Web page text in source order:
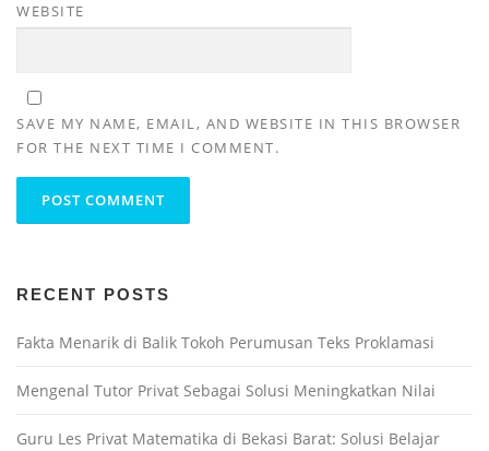
WEBSITE
SAVE MY NAME, EMAIL, AND WEBSITE IN THIS BROWSER
FOR THE NEXT TIME I COMMENT.
RECENT POSTS
Fakta Menarik di Balik Tokoh Perumusan Teks Proklamasi
Mengenal Tutor Privat Sebagai Solusi Meningkatkan Nilai
Guru Les Privat Matematika di Bekasi Barat: Solusi Belajar